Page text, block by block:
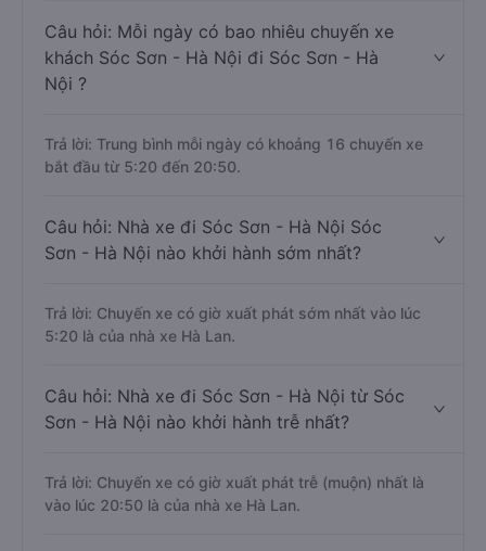
Câu hỏi: Mỗi ngày có bao nhiêu chuyến xe
khách Sóc Sơn - Hà Nội đi Sóc Sơn - Hà
Nội ?
Trả lời: Trung bình mỗi ngày có khoảng 16 chuyến xe
bắt đầu từ 5:20 đến 20:50.
Câu hỏi: Nhà xe đi Sóc Sơn - Hà Nội Sóc
Sơn - Hà Nội nào khởi hành sớm nhất?
Trả lời: Chuyến xe có giờ xuất phát sớm nhất vào lúc
5:20 là của nhà xe Hà Lan.
Câu hỏi: Nhà xe đi Sóc Sơn - Hà Nội từ Sóc
Sơn - Hà Nội nào khởi hành trễ nhất?
Trả lời: Chuyến xe có giờ xuất phát trễ (muộn) nhất là
vào lúc 20:50 là của nhà xe Hà Lan.